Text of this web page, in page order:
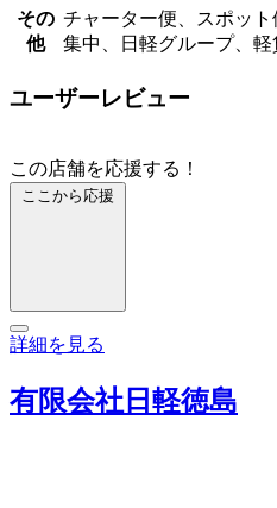
その
他
チャーター便、スポッ
集中、日軽グループ、軽
ユーザーレビュー
この店舗を応援する！
ここから応援
詳細を見る
有限会社日軽徳島